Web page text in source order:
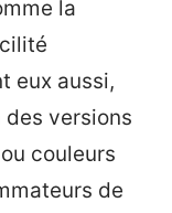
la
eux aussi,
versions
couleurs
de